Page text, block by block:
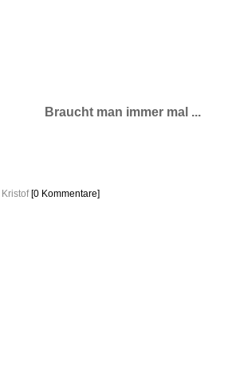
Braucht man immer mal ...
Kristof [0 Kommentare]